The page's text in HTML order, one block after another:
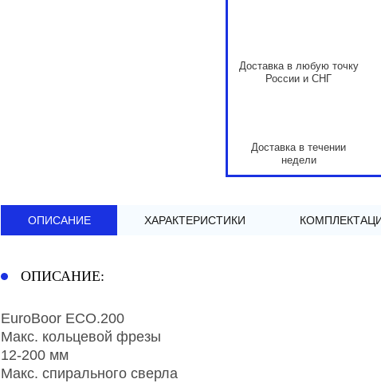
Доставка в любую точку
России и СНГ
Доставка в течении
недели
ОПИСАНИЕ ХАРАКТЕРИСТИКИ
ОПИСАНИЕ:
EuroBoor ECO.200
Макс. кольцевой фрезы
12-200 мм
Макс. спирального сверла